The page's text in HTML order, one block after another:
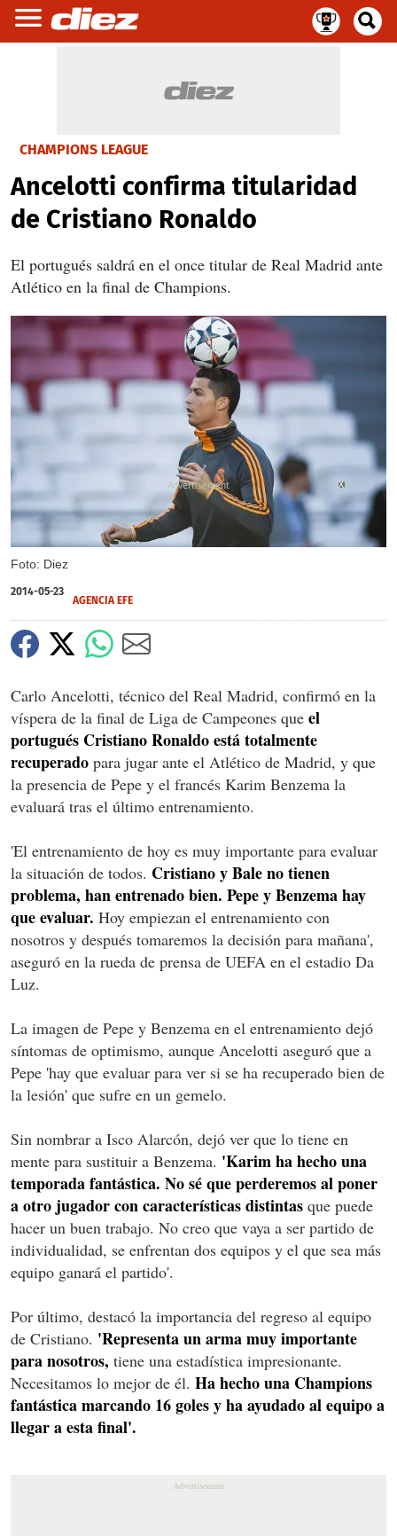
CHAMPIONS LEAGUE
Ancelotti confirma titularidad
de Cristiano Ronaldo
El portugués saldrá en el once titular de Real Madrid ante
Atlético en la final de Champions.
Foto: Diez
X
2014-05-23
AGENCIA EFE
Carlo Ancelotti, técnico del Real Madrid, confirmó en la
víspera de la final de Liga de Campeones que el
portugués Cristiano Ronaldo está totalmente
recuperado para jugar ante el Atlético de Madrid, y que
la presencia de Pepe y el francés Karim Benzema la
evaluará tras el último entrenamiento.
'El entrenamiento de hoy es muy importante para evaluar
la situación de todos. Cristiano y Bale no tienen
problema, han entrenado bien. Pepe y Benzema hay
que evaluar. Hoy empiezan el entrenamiento con
nosotros y después tomaremos la decisión para mañana',
aseguró en la rueda de prensa de UEFA en el estadio Da
Luz.
La imagen de Pepe y Benzema en el entrenamiento dejó
síntomas de optimismo, aunque Ancelotti aseguró que a
Pepe 'hay que evaluar para ver si se ha recuperado bien de
la lesión' que sufre en un gemelo.
Sin nombrar a Isco Alarcón, dejó ver que lo tiene en
mente para sustituir a Benzema. 'Karim ha hecho una
temporada fantástica. No sé que perderemos al poner
a otro jugador con características distintas que puede
hacer un buen trabajo. No creo que vaya a ser partido de
individualidad, se enfrentan dos equipos y el que sea más
equipo ganará el partido'.
Por último, destacó la importancia del regreso al equipo
de Cristiano. 'Representa un arma muy importante
para nosotros, tiene una estadística impresionante.
Necesitamos lo mejor de él. Ha hecho una Champions
fantástica marcando 16 goles y ha ayudado al equipo a
llegar a esta final'.